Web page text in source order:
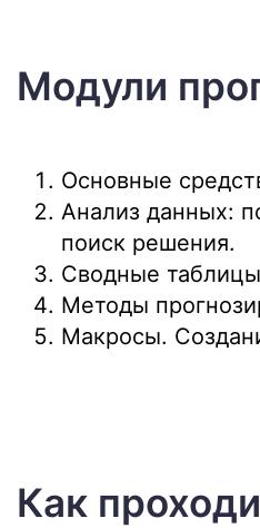
Модули
Основные
Анализ данных:
поиск решения.
Сводные
Методы
Макросы.
Как